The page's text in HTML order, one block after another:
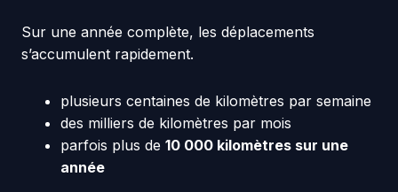
Sur une année complète, les déplacements
s’accumulent rapidement.
plusieurs centaines de kilomètres par semaine
des milliers de kilomètres par mois
parfois plus de 10 000 kilomètres sur une
année